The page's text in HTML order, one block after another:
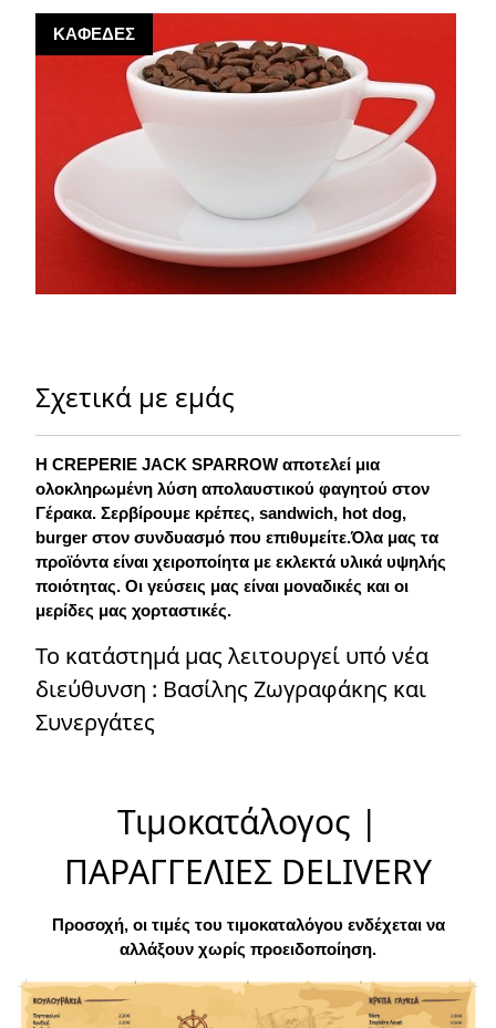
ΚΑΦΕΔΕΣ
Σχετικά με εμάς
Η CREPERIE JACK SPARROW αποτελεί μια
ολοκληρωμένη λύση απολαυστικού φαγητού στον
Γέρακα. Σερβίρουμε κρέπες, sandwich, hot dog,
burger στον συνδυασμό που επιθυμείτε.Όλα μας τα
προϊόντα είναι χειροποίητα με εκλεκτά υλικά υψηλής
ποιότητας. Οι γεύσεις μας είναι μοναδικές και οι
μερίδες μας χορταστικές.
Το κατάστημά μας λειτουργεί υπό νέα
διεύθυνση : Βασίλης Ζωγραφάκης και
Συνεργάτες
Τιμοκατάλογος |
ΠΑΡΑΓΓΕΛΙΕΣ DELIVERY
Προσοχή, οι τιμές του τιμοκαταλόγου ενδέχεται να
αλλάξουν χωρίς προειδοποίηση.